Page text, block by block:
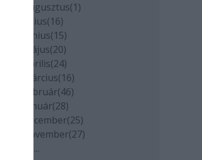
2020 augusztus(1)
2020 július(16)
2020 június(15)
2020 május(20)
2020 április(24)
2020 március(16)
2020 február(46)
2020 január(28)
2019 december(25)
2019 november(27)
...